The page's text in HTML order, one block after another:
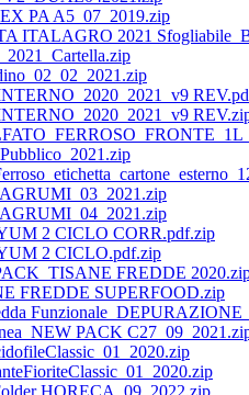
PA A5_07_2019.zip
ITALAGRO 2021
2 CICLO CORR.pdf.zip
2 CICLO.pdf.zip
FREDDE
FREDDE SUPERFOOD.zip
PACK
HORECA_09_2022.zip